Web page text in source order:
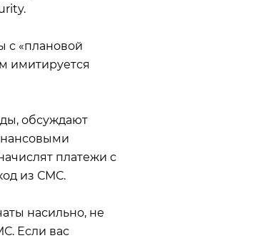
с «плановой
имитируется
обсуждают
платежи с
из СМС.
насильно, не
Если вас